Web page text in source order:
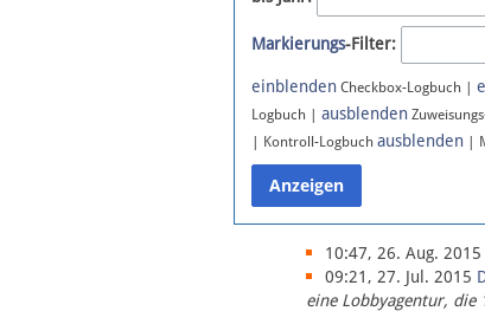
Markierungs-Filter:
einblenden Checkbox-Logbuch |
Logbuch | ausblenden
| Kontroll-Logbuch ausblenden |
10:47, 26. Aug. 2015
09:21, 27. Jul. 2015
eine Lobbyagentur, die